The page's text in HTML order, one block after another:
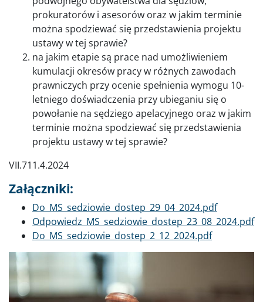
prokuratorów i asesorów oraz w jakim terminie
można spodziewać się przedstawienia projektu
ustawy w tej sprawie?
na jakim etapie są prace nad umożliwieniem
kumulacji okresów pracy w różnych zawodach
prawniczych przy ocenie spełnienia wymogu 10-
letniego doświadczenia przy ubieganiu się o
powołanie na sędziego apelacyjnego oraz w jakim
terminie można spodziewać się przedstawienia
projektu ustawy w tej sprawie?
VII.711.4.2024
Załączniki:
Dokument
Do_MS_sedziowie_dostep_29_04_2024.pdf
Dokument
Odpowiedz_MS_sedziowie_dostep_23_08_2024.pdf
Dokument
Do_MS_sedziowie_dostep_2_12_2024.pdf